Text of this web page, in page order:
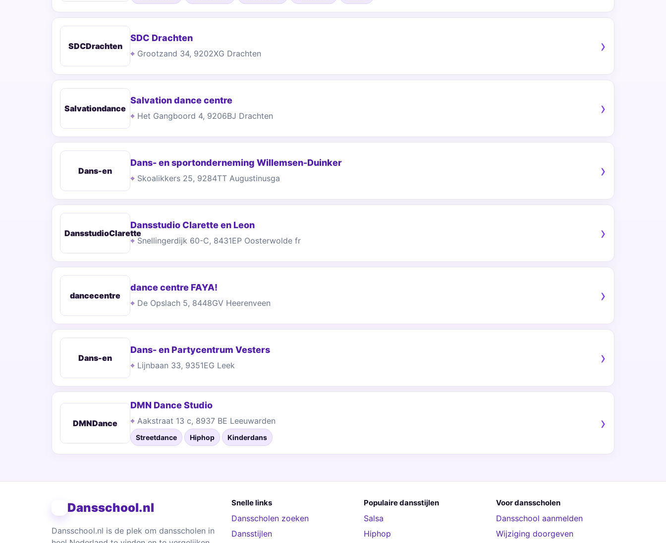
SDCDrachten
SDC Drachten
Grootzand 34, 9202XG Drachten
Salvationdance
Salvation dance centre
Het Gangboord 4, 9206BJ Drachten
Dans-en
Dans- en sportonderneming Willemsen-Duinker
Skoalikkers 25, 9284TT Augustinusga
DansstudioClarette
Dansstudio Clarette en Leon
Snellingerdijk 60-C, 8431EP Oosterwolde fr
dancecentre
dance centre FAYA!
De Opslach 5, 8448GV Heerenveen
Dans-en
Dans- en Partycentrum Vesters
Lijnbaan 33, 9351EG Leek
DMNDance
DMN Dance Studio
Aakstraat 13 c, 8937 BE Leeuwarden
Streetdance Hiphop Kinderdans
Dansschool.nl
Dansschool.nl is de plek om dansscholen in
Snelle links
Dansscholen zoeken
Dansstijlen
Populaire dansstijlen
Salsa
Hiphop
Voor dansscholen
Dansschool aanmelden
Wijziging doorgeven